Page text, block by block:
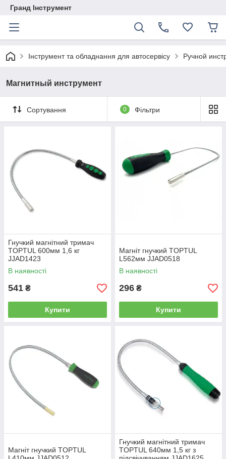
Гранд Інструмент
Інструмент та обладнання для автосервісу Ручной
Магнитный инструмент
Сортування 0 Фільтри
Гнучкий магнітний тримач
TOPTUL 600мм 1,6 кг
JJAD1423
В наявності
541 ₴
Купити
Магніт гнучкий TOPTUL
L562мм JJAD0518
В наявності
296 ₴
Купити
Магніт гнучкий TOPTUL
Гнучкий магнітний тримач
TOPTUL 640мм 1,5 кг з